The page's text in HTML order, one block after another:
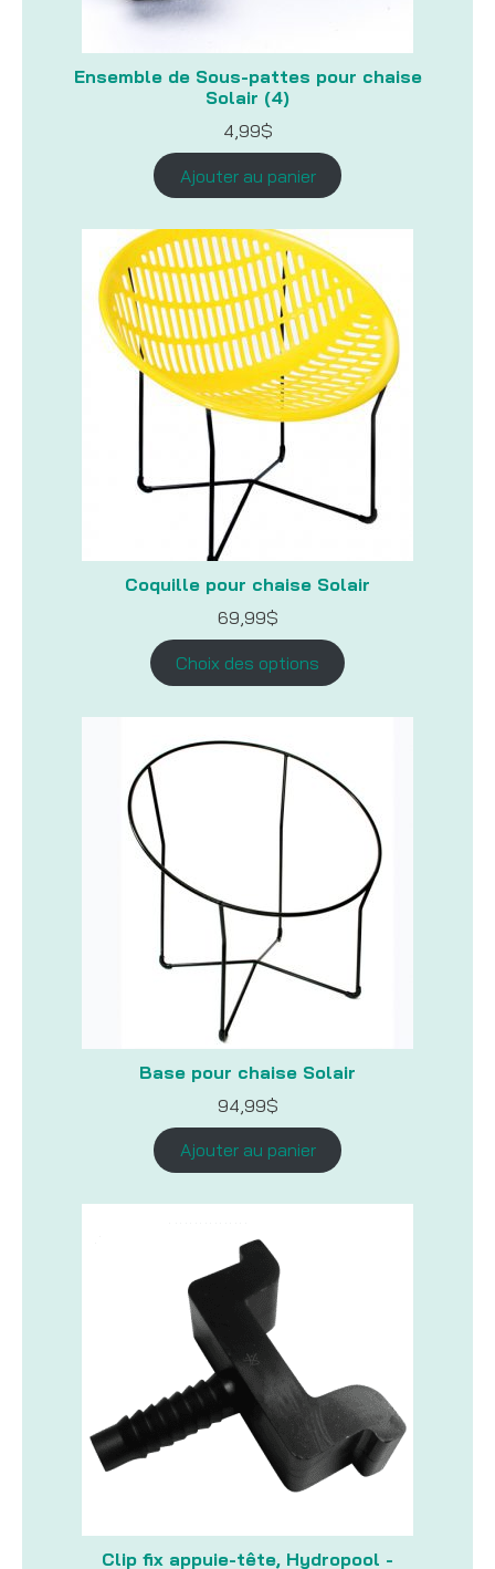
Ensemble de Sous-pattes pour chaise
Solair (4)
4,99$
Ajouter au panier
Coquille pour chaise Solair
69,99$
Choix des options
Base pour chaise Solair
94,99$
Ajouter au panier
Clip fix appuie-tête, Hydropool -